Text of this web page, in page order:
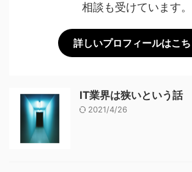
相談も受けています。
詳しいプロフィールはこち
IT業界は狭いという話
2021/4/26